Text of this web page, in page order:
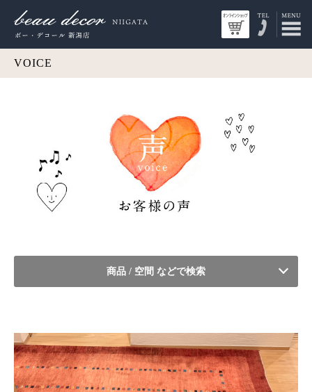
VOICE
商品 / 空間 などで検索
絞り込み検索
テーブル チェア